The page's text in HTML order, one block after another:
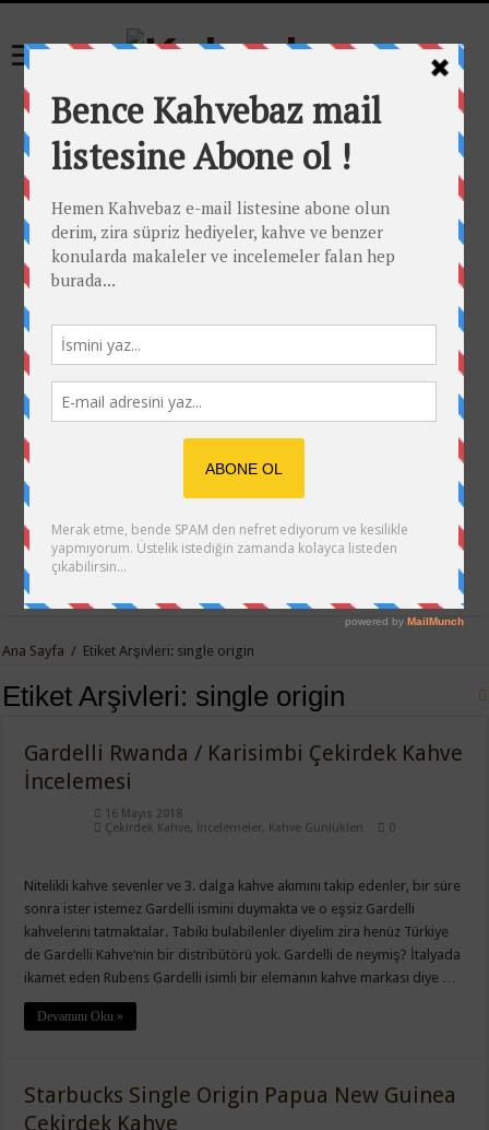
Ana Sayfa / Etiket Arşivleri: single origin
Etiket Arşivleri: single origin
Gardelli Rwanda / Karisimbi Çekirdek Kahve
İncelemesi
16 Mayıs 2018
Çekirdek Kahve, İncelemeler, Kahve Günlükleri 0
Nitelikli kahve sevenler ve 3. dalga kahve akımını takip edenler, bir süre
sonra ister istemez Gardelli ismini duymakta ve o eşsiz Gardelli
kahvelerini tatmaktalar. Tabiki bulabilenler diyelim zira henüz Türkiye
de Gardelli Kahve‘nin bir distribütörü yok. Gardelli de neymiş? İtalyada
ikamet eden Rubens Gardelli isimli bir elemanın kahve markası diye …
Devamını Oku »
Starbucks Single Origin Papua New Guinea
Çekirdek Kahve